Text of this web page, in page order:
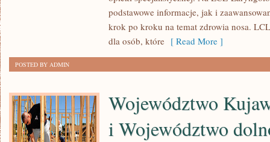
FONIATRA
podstawowe informacje, jak i
krok po kroku na temat zdrowia nosa.
dla osób, które [ Read More ]
POSTED BY ADMIN
Województwo
i Województwo